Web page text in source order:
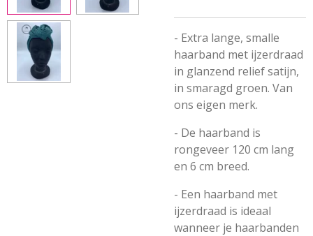
- Extra lange, smalle
haarband met ijzerdraad
in glanzend relief satijn,
in smaragd groen. Van
ons eigen merk.
- De haarband is
rongeveer 120 cm lang
en 6 cm breed.
- Een haarband met
ijzerdraad is ideaal
wanneer je haarbanden